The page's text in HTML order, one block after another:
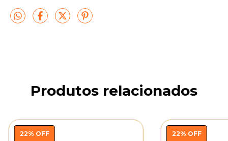
Produtos relacionados
22% OFF 22% OFF